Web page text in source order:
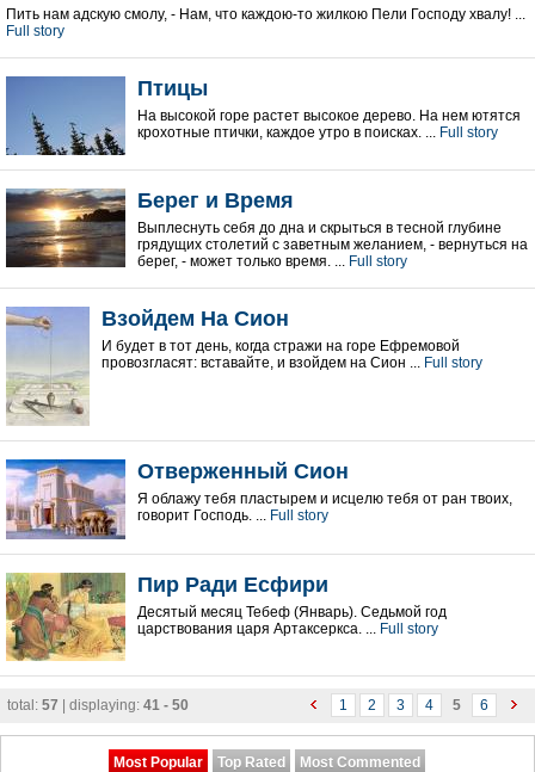
Пить нам адскую смолу, - Нам, что каждою-то жилкою Пели Господу хвалу! ...
Full story
Птицы
На высокой горе растет высокое дерево. На нем ютятся
крохотные птички, каждое утро в поисках. ... Full story
Берег и Время
Выплеснуть себя до дна и скрыться в тесной глубинe
грядущих столетий с заветным желанием, - вернуться на
берег, - может только время. ... Full story
Взойдем На Сион
И будет в тот день, когда стражи на горе Ефремовой
провозгласят: вставайте, и взойдем на Сион ... Full story
Отверженный Сион
Я облажу тебя пластырем и исцелю тебя от ран твоих,
говорит Господь. ... Full story
Пир Ради Есфири
Десятый месяц Тебеф (Январь). Седьмой год
царствования царя Артаксеркса. ... Full story
1 2 3 4 5 6
total: 57 | displaying: 41 - 50
Most Popular Top Rated Most Commented